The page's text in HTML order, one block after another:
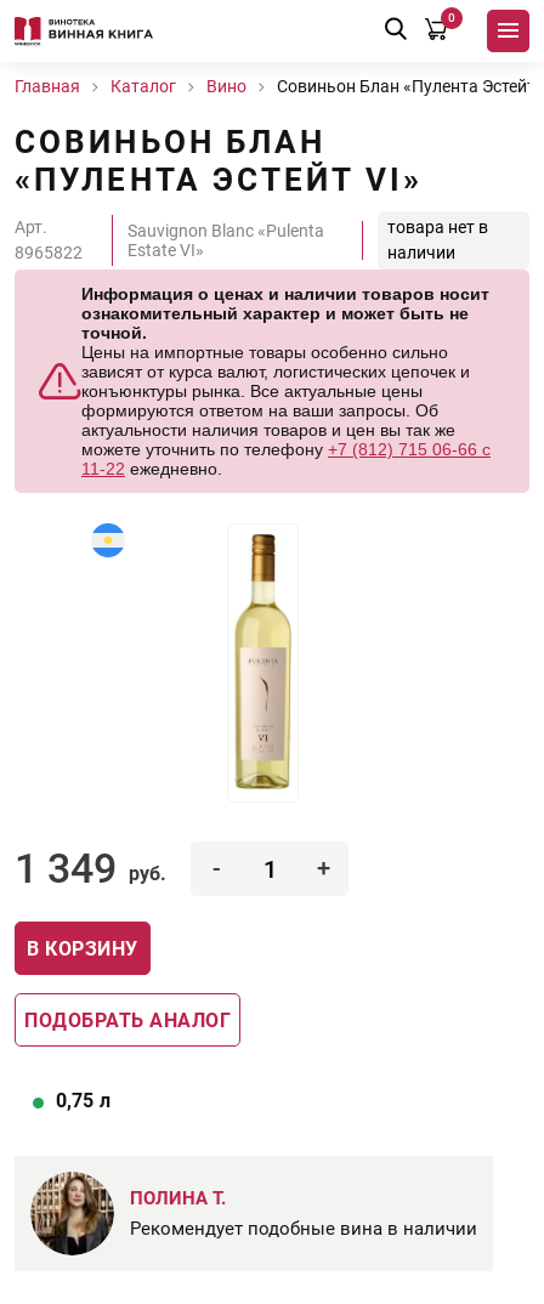
0
Главная Каталог Вино Совиньон Блан «Пулента Эстейт
СОВИНЬОН БЛАН
«ПУЛЕНТА ЭСТЕЙТ VI»
Арт.
8965822
Sauvignon Blanc «Pulenta
Estate VI»
товара нет в
наличии
Информация о ценах и наличии товаров носит
ознакомительный характер и может быть не
точной.
Цены на импортные товары особенно сильно
зависят от курса валют, логистических цепочек и
конъюнктуры рынка. Все актуальные цены
формируются ответом на ваши запросы. Об
актуальности наличия товаров и цен вы так же
можете уточнить по телефону +7 (812) 715 06-66 с
11-22 ежедневно.
1 349 руб. - +
В КОРЗИНУ
ПОДОБРАТЬ АНАЛОГ
0,75 л
ПОЛИНА Т.
Рекомендует подобные вина в наличии